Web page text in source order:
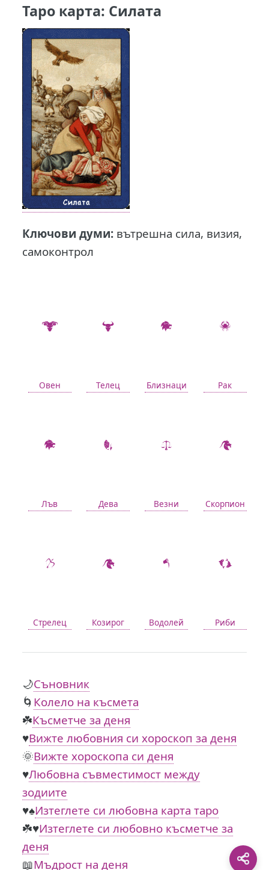
Таро карта: Силата
Ключови думи: вътрешна сила, визия,
самоконтрол
Овен Телец Близнаци Рак
Лъв Дева Везни Скорпион
Стрелец Козирог Водолей Риби
🌙Съновник
🌀 Колело на късмета
☘️Късметче за деня
♥️Вижте любовния си хороскоп за деня
🌞Вижте хороскопа си деня
♥️Любовна съвместимост между
зодиите
♥️♠️Изтеглете си любовна карта таро
☘️♥️Изтеглете си любовно късметче за
деня
📖Мъдрост на деня